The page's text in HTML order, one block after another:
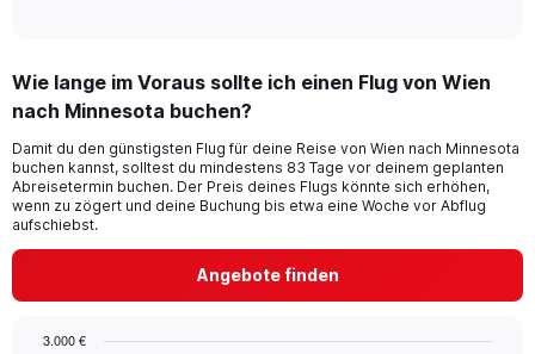
Wie lange im Voraus sollte ich einen Flug von Wien
nach Minnesota buchen?
Damit du den günstigsten Flug für deine Reise von Wien nach Minnesota
buchen kannst, solltest du mindestens 83 Tage vor deinem geplanten
Abreisetermin buchen. Der Preis deines Flugs könnte sich erhöhen,
wenn zu zögert und deine Buchung bis etwa eine Woche vor Abflug
aufschiebst.
Angebote finden
3.000 €